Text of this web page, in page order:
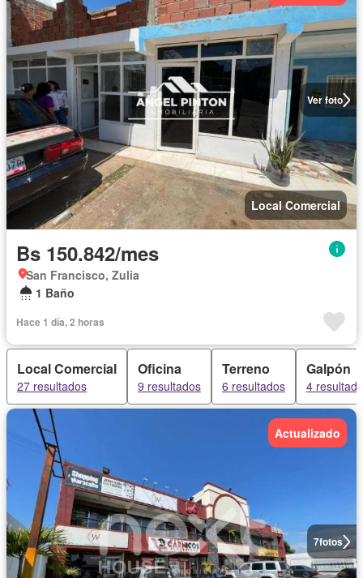
Ver foto
Local Comercial
Bs 150.842/mes
San Francisco, Zulia
1 Baño
Hace 1 día, 2 horas
Local Comercial
27 resultados
Oficina
9 resultados
Terreno
6 resultados
Galpón
4
7fotos
Actualizado